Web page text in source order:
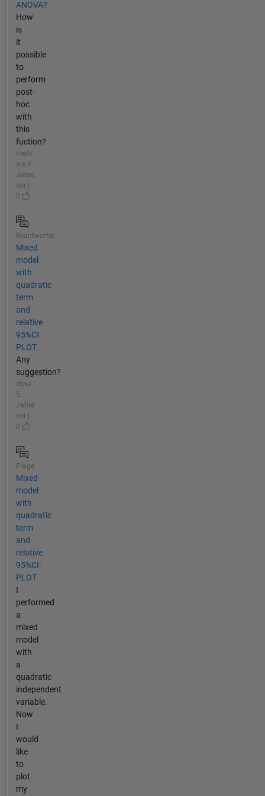
ANOVA?
How
is
it
possible
to
perform
post-
hoc
with
this
fuction?
mehr
als 4
Jahre
vor |
0
Beantwortet
Mixed
model
with
quadratic
term
and
relative
95%CI:
PLOT
Any
suggestion?
etwa
5
Jahre
vor |
0
Frage
Mixed
model
with
quadratic
term
and
relative
95%CI:
PLOT
I
performed
a
mixed
model
with
a
quadratic
independent
variable.
Now
I
would
like
to
plot
my